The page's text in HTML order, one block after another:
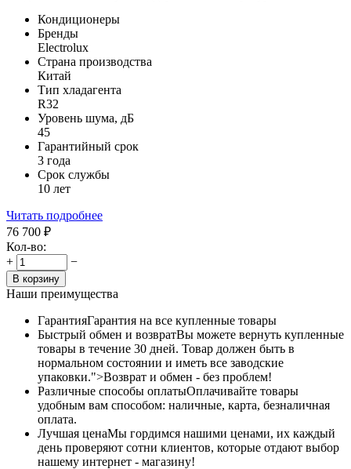
Кондиционеры
Бренды
Electrolux
Страна производства
Китай
Тип хладагента
R32
Уровень шума, дБ
45
Гарантийный срок
3 года
Срок службы
10 лет
Читать подробнее
76 700 ₽
Кол-во:
+
−
В корзину
Наши преимущества
ГарантияГарантия на все купленные товары
Быстрый обмен и возвратВы можете вернуть купленные
товары в течение 30 дней. Товар должен быть в
нормальном состоянии и иметь все заводские
упаковки.">Возврат и обмен - без проблем!
Различные способы оплатыОплачивайте товары
удобным вам способом: наличные, карта, безналичная
оплата.
Лучшая ценаМы гордимся нашими ценами, их каждый
день проверяют сотни клиентов, которые отдают выбор
нашему интернет - магазину!